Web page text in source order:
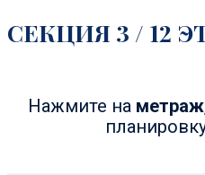
CЕКЦИЯ 3 / 12
Нажмите на метраж